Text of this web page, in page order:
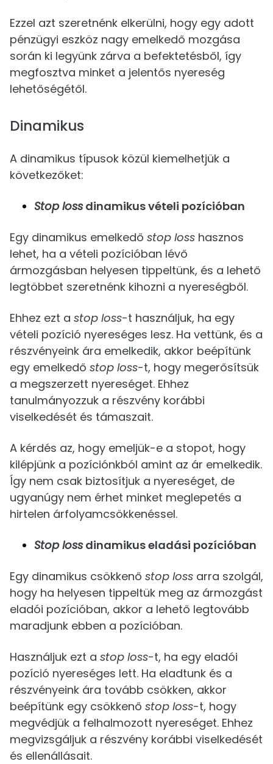
Ezzel azt szeretnénk elkerülni, hogy egy adott
pénzügyi eszköz nagy emelkedő mozgása
során ki legyünk zárva a befektetésből, így
megfosztva minket a jelentős nyereség
lehetőségétől.
Dinamikus
A dinamikus típusok közül kiemelhetjük a
következőket:
Stop lossdinamikus vételi pozícióban
Egy dinamikus emelkedő stop loss hasznos
lehet, ha a vételi pozícióban lévő
ármozgásban helyesen tippeltünk, és a lehető
legtöbbet szeretnénk kihozni a nyereségből.
Ehhez ezt a stop loss-t használjuk, ha egy
vételi pozíció nyereséges lesz. Ha vettünk, és a
részvényeink ára emelkedik, akkor beépítünk
egy emelkedő stop loss-t, hogy megerősítsük
a megszerzett nyereséget. Ehhez
tanulmányozzuk a részvény korábbi
viselkedését és támaszait.
A kérdés az, hogy emeljük-e a stopot, hogy
kilépjünk a pozíciónkból amint az ár emelkedik.
Így nem csak biztosítjuk a nyereséget, de
ugyanúgy nem érhet minket meglepetés a
hirtelen árfolyamcsökkenéssel.
Stop lossdinamikus eladási pozícióban
Egy dinamikus csökkenő stop loss arra szolgál,
hogy ha helyesen tippeltük meg az ármozgást
eladói pozícióban, akkor a lehető legtovább
maradjunk ebben a pozícióban.
Használjuk ezt a stop loss-t, ha egy eladói
pozíció nyereséges lett. Ha eladtunk és a
részvényeink ára tovább csökken, akkor
beépítünk egy csökkenő stop loss-t, hogy
megvédjük a felhalmozott nyereséget. Ehhez
megvizsgáljuk a részvény korábbi viselkedését
és ellenállásait.